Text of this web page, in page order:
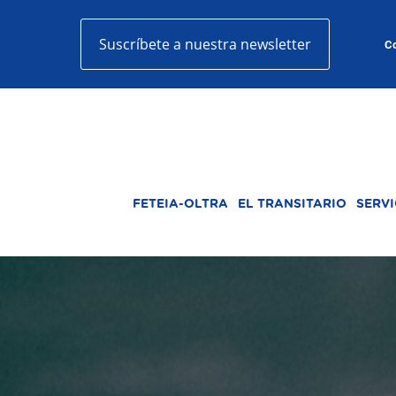
Suscríbete a nuestra newsletter
FETEIA-OLTRA EL TRANSITARIO